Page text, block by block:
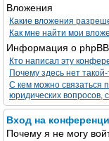
Вложения
Какие вложения
Как мне найти мои
Информация о
Кто написал эту
Почему здесь нет
С кем можно связаться
юридических вопросов,
Вход на
Почему я не могу